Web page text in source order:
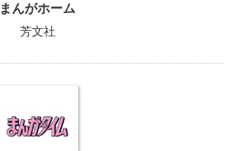
まんがホーム
芳文社